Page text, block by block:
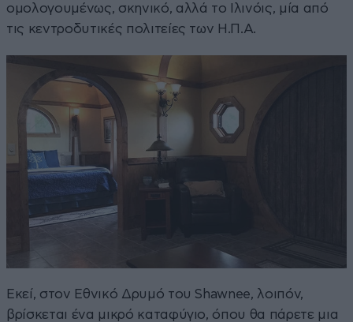
ομολογουμένως, σκηνικό, αλλά το Ιλινόις, μία από
τις κεντροδυτικές πολιτείες των Η.Π.Α.
Εκεί, στον Εθνικό Δρυμό του Shawnee, λοιπόν,
βρίσκεται ένα μικρό καταφύγιο, όπου θα πάρετε μια